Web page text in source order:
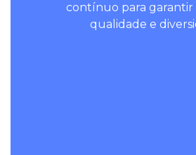
contínuo para garantir
qualidade e